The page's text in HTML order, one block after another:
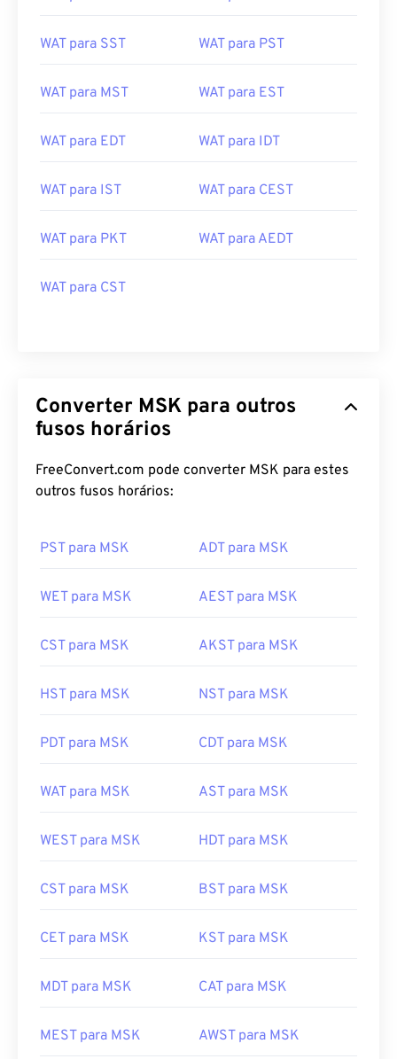
WAT para SST WAT para PST
WAT para MST WAT para EST
WAT para EDT WAT para IDT
WAT para IST WAT para CEST
WAT para PKT WAT para AEDT
WAT para CST
Converter MSK para outros
fusos horários
FreeConvert.com pode converter MSK para estes
outros fusos horários:
PST para MSK ADT para MSK
WET para MSK AEST para MSK
CST para MSK AKST para MSK
HST para MSK NST para MSK
PDT para MSK CDT para MSK
WAT para MSK AST para MSK
WEST para MSK HDT para MSK
CST para MSK BST para MSK
CET para MSK KST para MSK
MDT para MSK CAT para MSK
MEST para MSK AWST para MSK